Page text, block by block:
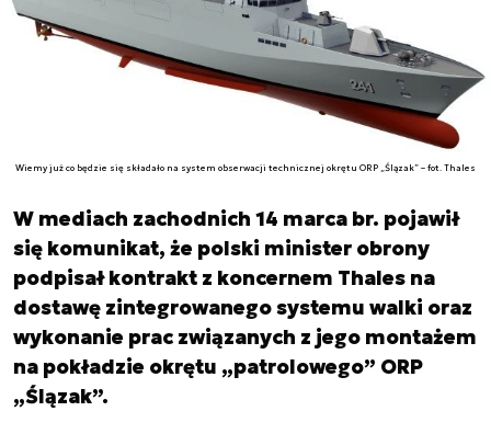
Wiemy już co będzie się składało na system obserwacji technicznej okrętu ORP „Ślązak” – fot. Thales
W mediach zachodnich 14 marca br. pojawił
się komunikat, że polski minister obrony
podpisał kontrakt z koncernem Thales na
dostawę zintegrowanego systemu walki oraz
wykonanie prac związanych z jego montażem
na pokładzie okrętu „patrolowego” ORP
„Ślązak”.